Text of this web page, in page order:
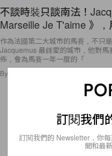
不談時裝只談南法！
Marseille Je T'aime 》
作為法國第二大城市的馬賽，不只
Jacquemus 最鍾愛的城市，他對
佈，會為馬賽一年一度的「
By
訂閱我們
訂閱我們的 Newsletter，你
聞和最